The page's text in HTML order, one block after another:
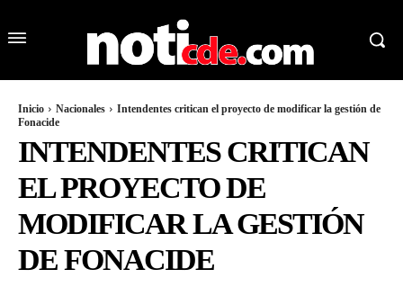
Inicio Nacionales
Intendentes critican el proyecto de modificar la gestión de
Fonacide
INTENDENTES CRITICAN
EL PROYECTO DE
MODIFICAR LA GESTIÓN
DE FONACIDE